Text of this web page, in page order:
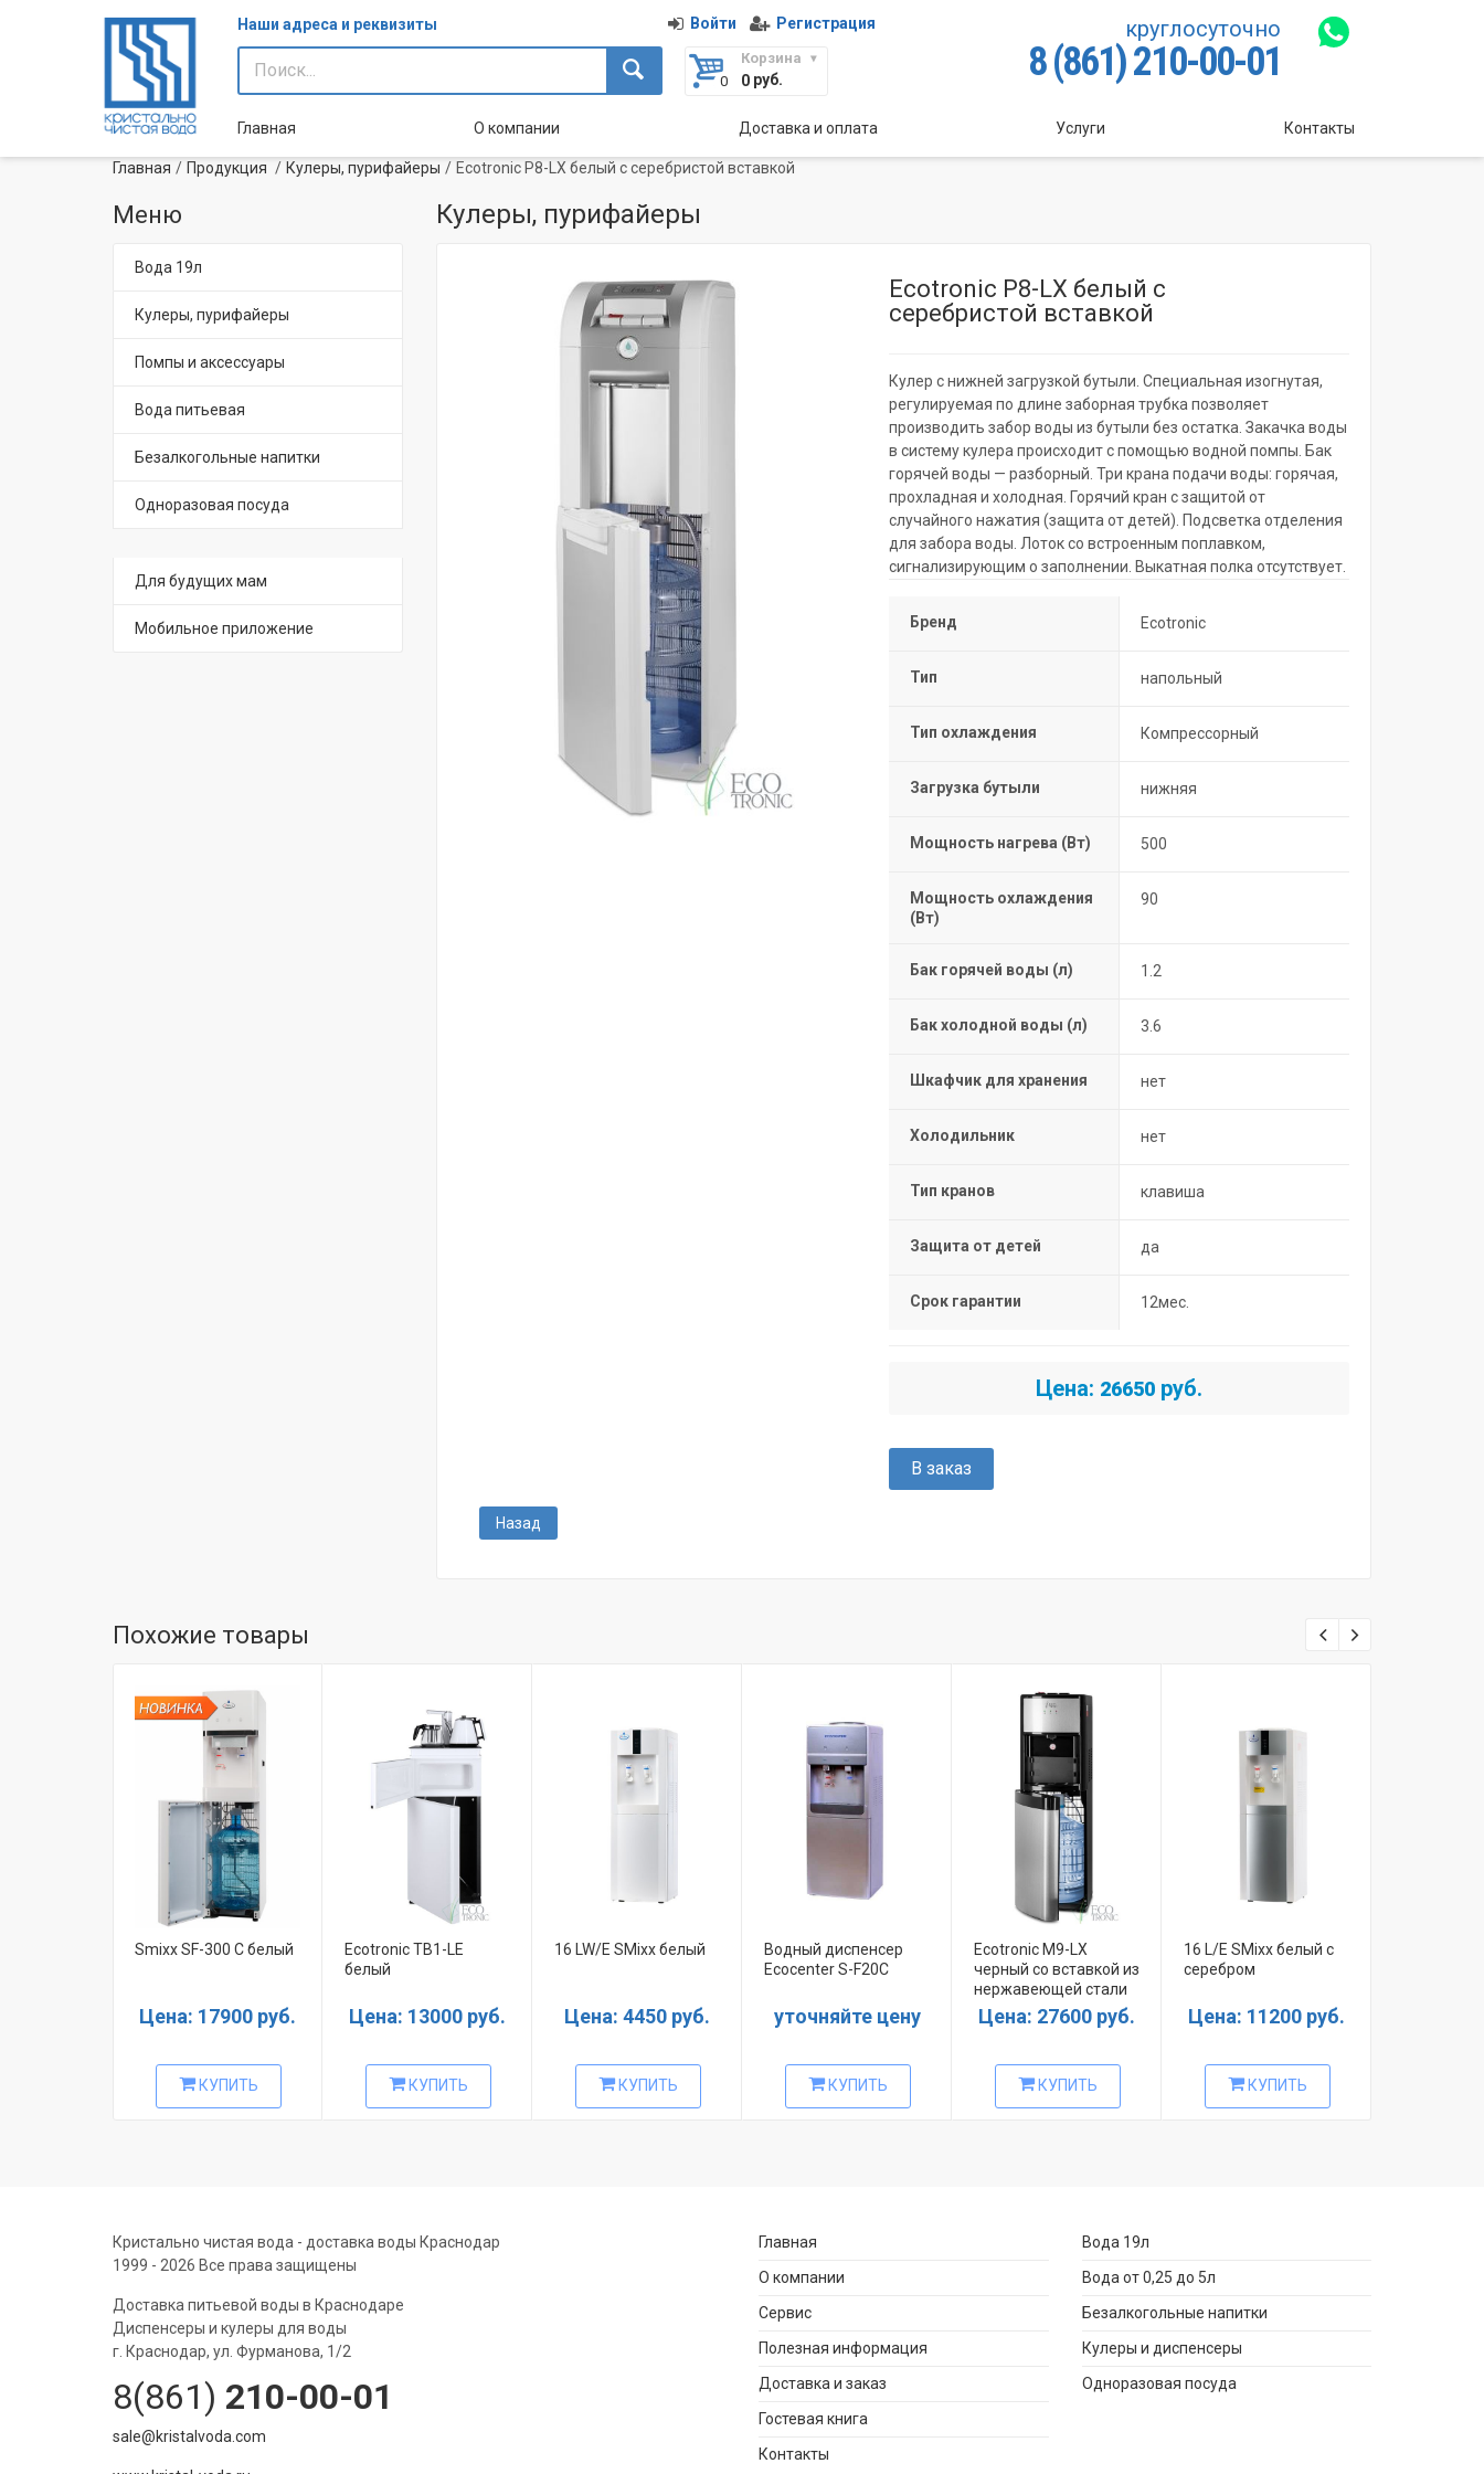
Войти Регистрация
Наши адреса и реквизиты
Корзина
0руб.
круглосуточно
8 (861) 210-00-01
Главная О компании Доставка и оплата Услуги Контакты
Главная Продукция Кулеры, пурифайеры Ecotronic P8-LX белый с серебристой вставкой
Меню
Вода 19л
Кулеры, пурифайеры
Помпы и аксессуары
Вода питьевая
Безалкогольные напитки
Одноразовая посуда
Для будущих мам
Мобильное приложение
Кулеры, пурифайеры
Ecotronic P8-LX белый с
серебристой вставкой
Кулер с нижней загрузкой бутыли. Специальная изогнутая,
регулируемая по длине заборная трубка позволяет
производить забор воды из бутыли без остатка. Закачка воды
в систему кулера происходит с помощью водной помпы. Бак
горячей воды — разборный. Три крана подачи воды: горячая,
прохладная и холодная. Горячий кран с защитой от
случайного нажатия (защита от детей). Подсветка отделения
для забора воды. Лоток со встроенным поплавком,
сигнализирующим о заполнении. Выкатная полка отсутствует.
Бренд Ecotronic
Тип напольный
Тип охлаждения Компрессорный
Загрузка бутыли нижняя
Мощность нагрева (Вт) 500
Мощность охлаждения
(Вт)
90
Бак горячей воды (л) 1.2
Бак холодной воды (л) 3.6
Шкафчик для хранения нет
Холодильник нет
Тип кранов клавиша
Защита от детей да
Срок гарантии 12мес.
Цена: 26650руб.
В заказ
Назад
Похожие товары
Smixx SF-300 С белый
Цена: 17900 руб.
КУПИТЬ
Ecotronic TB1-LE
белый
Цена: 13000 руб.
КУПИТЬ
16 LW/E SMixx белый
Цена: 4450 руб.
КУПИТЬ
Водный диспенсер
Ecocenter S-F20C
уточняйте цену
КУПИТЬ
Ecotronic M9-LX
черный со вставкой из
нержавеющей стали
Цена: 27600 руб.
КУПИТЬ
16 L/E SMixx белый с
серебром
Цена: 11200 руб.
КУПИТЬ
Кристально чистая вода - доставка воды Краснодар
1999 - 2026 Все права защищены
Доставка питьевой воды в Краснодаре
Диспенсеры и кулеры для воды
г. Краснодар, ул. Фурманова, 1/2
8(861) 210-00-01
sale@kristalvoda.com
Главная
О компании
Сервис
Полезная информация
Доставка и заказ
Гостевая книга
Контакты
Вода 19л
Вода от 0,25 до 5л
Безалкогольные напитки
Кулеры и диспенсеры
Одноразовая посуда